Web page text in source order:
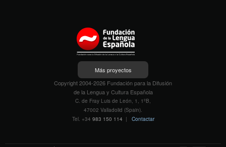
Más proyectos
Copyright 2004-2026 Fundación para la Difusión
de la Lengua y Cultura Española
C. de Fray Luis de León, 1, 1ºB,
47002 Valladolid (Spain).
Tel. +34 983 150 114 | Contactar